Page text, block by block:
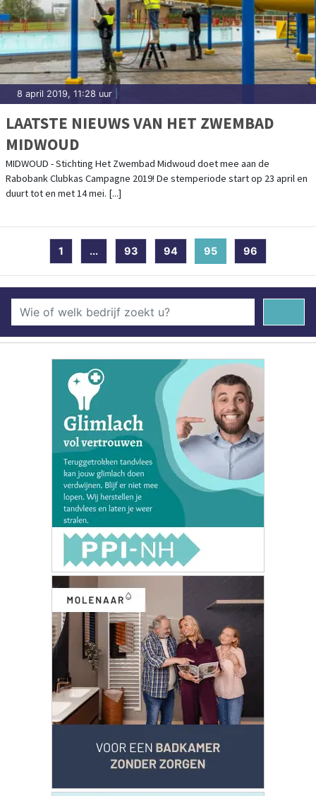
8 april 2019, 11:28 uur
LAATSTE NIEUWS VAN HET ZWEMBAD
MIDWOUD
MIDWOUD - Stichting Het Zwembad Midwoud doet mee aan de
Rabobank Clubkas Campagne 2019! De stemperiode start op 23 april en
duurt tot en met 14 mei. [...]
1 ... 93 94 95 (current)
96